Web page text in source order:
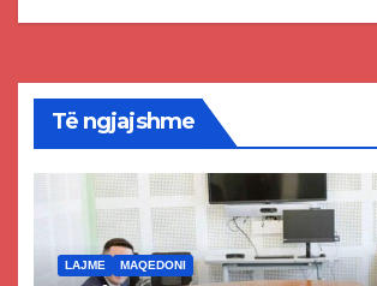
Të ngjajshme
LAJME MAQEDONI